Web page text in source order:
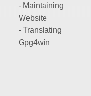
- Maintaining
Website
- Translating
Gpg4win